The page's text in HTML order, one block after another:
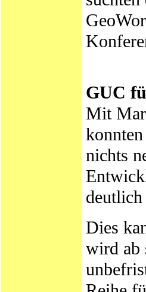
GUC
Mit
nichts
Dies
wird ab